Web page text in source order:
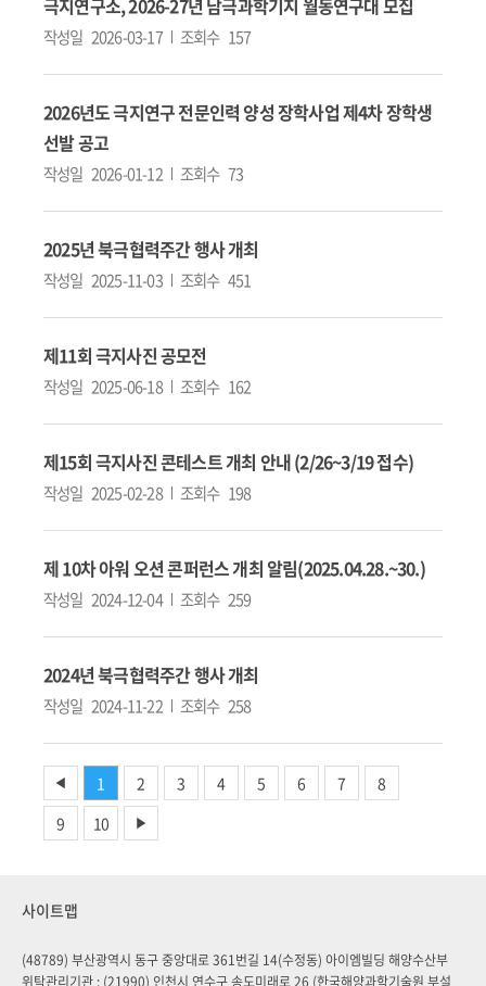
극지연구소, 2026-27년 남극과학기지 월동연구대 모집
작성일 2026-03-17 조회수 157
2026년도 극지연구 전문인력 양성 장학사업 제4차 장학생
선발 공고
작성일 2026-01-12 조회수 73
2025년 북극협력주간 행사 개최
작성일 2025-11-03 조회수 451
제11회 극지사진 공모전
작성일 2025-06-18 조회수 162
제15회 극지사진 콘테스트 개최 안내 (2/26~3/19 접수)
작성일 2025-02-28 조회수 198
제 10차 아워 오션 콘퍼런스 개최 알림(2025.04.28.~30.)
작성일 2024-12-04 조회수 259
2024년 북극협력주간 행사 개최
작성일 2024-11-22 조회수 258
◀ 1 2 3 4 5 6 7
8
9
10 ▶
사이트맵
(48789) 부산광역시 동구 중앙대로 361번길 14(수정동) 아이엠빌딩 해양수산부
위탁관리기관 : (21990) 인천시 연수구 송도미래로 26 (한국해양과학기술원 부설